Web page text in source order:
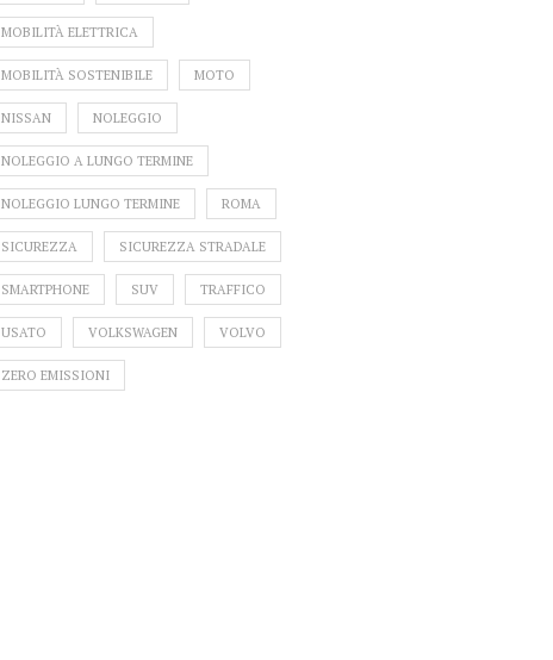
MOBILITÀ ELETTRICA
MOBILITÀ SOSTENIBILE MOTO
NISSAN NOLEGGIO
NOLEGGIO A LUNGO TERMINE
NOLEGGIO LUNGO TERMINE ROMA
SICUREZZA SICUREZZA STRADALE
SMARTPHONE SUV TRAFFICO
USATO VOLKSWAGEN VOLVO
ZERO EMISSIONI